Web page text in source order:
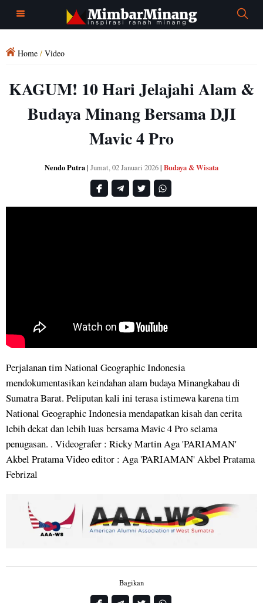
Home / Video
KAGUM! 10 Hari Jelajahi Alam &
Budaya Minang Bersama DJI
Mavic 4 Pro
Nendo Putra| Jumat, 02 Januari 2026| Budaya & Wisata
Perjalanan tim National Geographic Indonesia
mendokumentasikan keindahan alam budaya Minangkabau di
Sumatra Barat. Peliputan kali ini terasa istimewa karena tim
National Geographic Indonesia mendapatkan kisah dan cerita
lebih dekat dan lebih luas bersama Mavic 4 Pro selama
penugasan. . Videografer : Ricky Martin Aga 'PARIAMAN'
Akbel Pratama Video editor : Aga 'PARIAMAN' Akbel Pratama
Febrizal
Bagikan